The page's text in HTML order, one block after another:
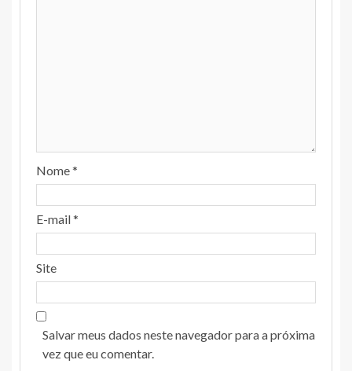
Nome*
E-mail*
Site
Salvar meus dados neste navegador para a próxima
vez que eu comentar.